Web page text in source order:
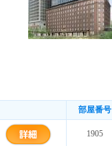
部屋番号
1905